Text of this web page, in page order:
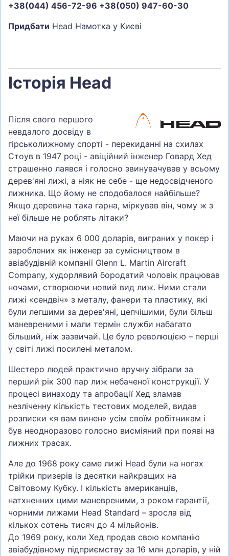
+38(044) 456-72-96 +38(050) 947-60-30
Придбати Head Намотка у Києві
Історія Head
Після свого першого
невдалого досвіду в
гірськолижному спорті - перекиданні на схилах
Стоув в 1947 році - авіційний інженер Говард Хед
страшенно лаявся і голосно звинувачував у всьому
дерев'яні лижі, а ніяк не себе - ще недосвідченого
лижника. Що йому не сподобалося найбільше?
Якщо деревина така гарна, міркував він, чому ж з
неї більше не роблять літаки?
Маючи на руках 6 000 доларів, виграних у покер і
зароблених як інженер за сумісництвом в
авіабудівній компанії Glenn L. Martin Aircraft
Company, худорлявий бородатий чоловік працював
ночами, створюючи новий вид лиж. Ними стали
лижі «сендвіч» з металу, фанери та пластику, які
були легшими за дерев'яні, цепчішими, були більш
маневреними і мали термін служби набагато
більший, ніж зазвичай. Це було революцією – перші
у світі лижі посилені металом.
Шестеро людей практично вручну зібрали за
перший рік 300 пар лиж небаченої конструкції. У
процесі винаходу та апробації Хед зламав
незліченну кількість тестових моделей, видав
розписки «я вам винен» усім своїм робітникам і
був неодноразово голосно висміяний при появі на
лижних трасах.
Але до 1968 року саме лижі Head були на ногах
трійки призерів із десятки найкращих на
Світовому Кубку. І кількість американців,
натхненних цими маневреними, з роком гарантії,
чорними лижами Head Standard – зросла від
кількох сотень тисяч до 4 мільйонів.
До 1969 року, коли Хед продав свою компанію
авіабудівному підприємству за 16 млн доларів, у ній